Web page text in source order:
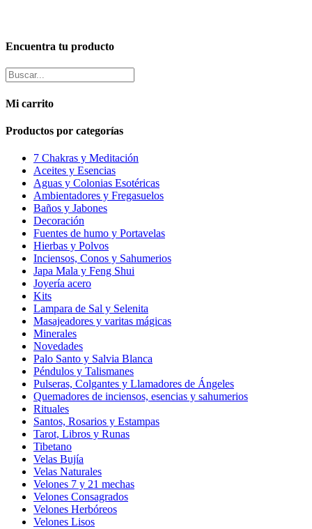
Encuentra tu producto
Mi carrito
Productos por categorías
7 Chakras y Meditación
Aceites y Esencias
Aguas y Colonias Esotéricas
Ambientadores y Fregasuelos
Baños y Jabones
Decoración
Fuentes de humo y Portavelas
Hierbas y Polvos
Inciensos, Conos y Sahumerios
Japa Mala y Feng Shui
Joyería acero
Kits
Lampara de Sal y Selenita
Masajeadores y varitas mágicas
Minerales
Novedades
Palo Santo y Salvia Blanca
Péndulos y Talismanes
Pulseras, Colgantes y Llamadores de Ángeles
Quemadores de inciensos, esencias y sahumerios
Rituales
Santos, Rosarios y Estampas
Tarot, Libros y Runas
Tibetano
Velas Bujía
Velas Naturales
Velones 7 y 21 mechas
Velones Consagrados
Velones Herbóreos
Velones Lisos